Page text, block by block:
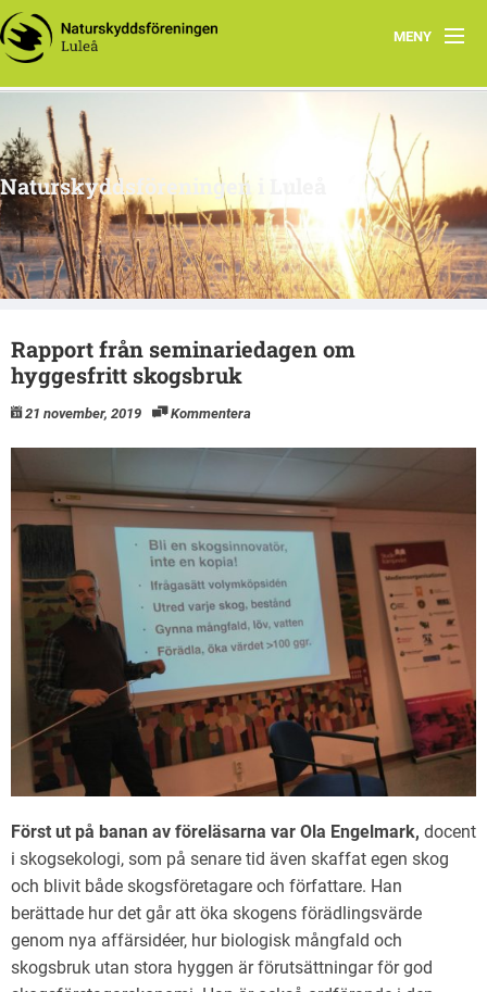
MENY
Hem
Om oss
Engagera dig
Intressegrupper
Klimatsmart i Luleå
Naturskyddsföreningen i Luleå
Rapport från seminariedagen om
hyggesfritt skogsbruk
21 november, 2019 Kommentera
Först ut på banan av föreläsarna var Ola Engelmark, docent
i skogsekologi, som på senare tid även skaffat egen skog
och blivit både skogsföretagare och författare. Han
berättade hur det går att öka skogens förädlingsvärde
genom nya affärsidéer, hur biologisk mångfald och
skogsbruk utan stora hyggen är förutsättningar för god